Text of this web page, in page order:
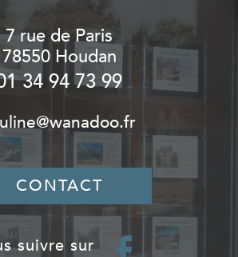
7 rue de Paris
78550 Houdan
34 94 73 99
CONTACT
suivre sur